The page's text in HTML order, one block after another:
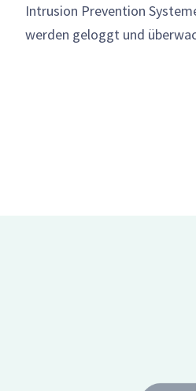
Intrusion Prevention
werden geloggt und